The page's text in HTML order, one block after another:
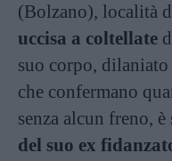
(Bolzano), località
uccisa a coltellate
suo corpo,
che confermano
senza alcun freno,
del suo ex